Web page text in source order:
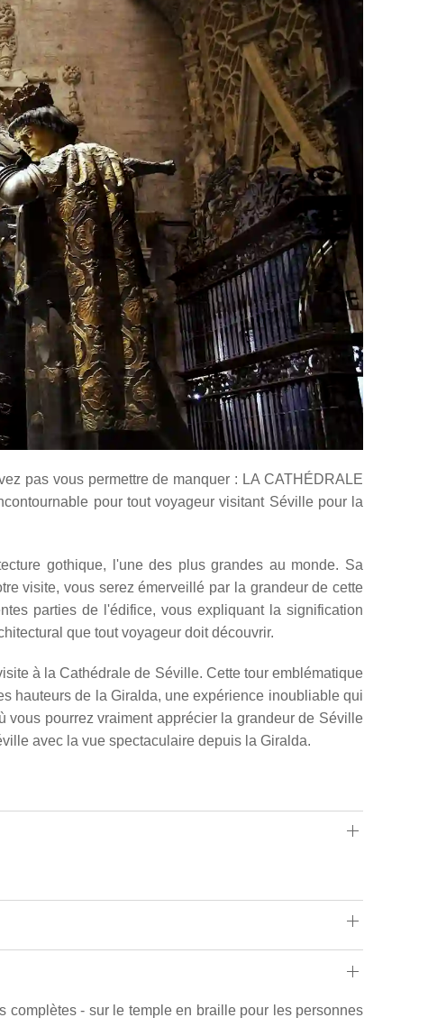
pas vous permettre de manquer : LA CATHÉDRALE
pour tout voyageur visitant Séville pour la
gothique, l'une des plus grandes au monde. Sa
visite, vous serez émerveillé par la grandeur de cette
parties de l'édifice, vous expliquant la signification
que tout voyageur doit découvrir.
à la Cathédrale de Séville. Cette tour emblématique
hauteurs de la Giralda, une expérience inoubliable qui
vous pourrez vraiment apprécier la grandeur de Séville
avec la vue spectaculaire depuis la Giralda.
complètes - sur le temple en braille pour les personnes